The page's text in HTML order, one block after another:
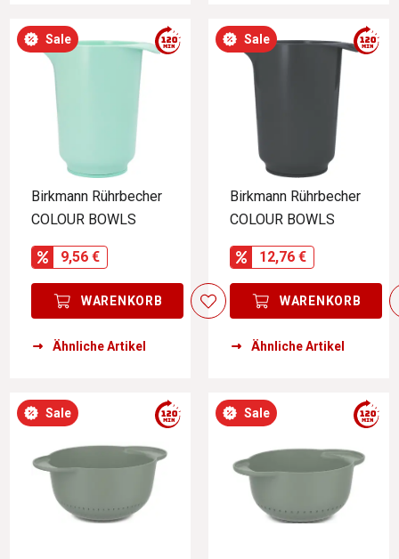
Sale
Birkmann Rührbecher
COLOUR BOWLS
9,56 €
WARENKORB
Ähnliche Artikel
Sale
Birkmann Rührbecher
COLOUR BOWLS
12,76 €
WARENKORB
Ähnliche Artikel
Sale Sale